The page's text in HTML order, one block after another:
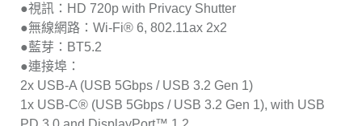
●視訊：HD 720p with Privacy Shutter
●無線網路：Wi-Fi® 6, 802.11ax 2x2
●藍芽：BT5.2
●連接埠：
2x USB-A (USB 5Gbps / USB 3.2 Gen 1)
1x USB-C® (USB 5Gbps / USB 3.2 Gen 1), with USB